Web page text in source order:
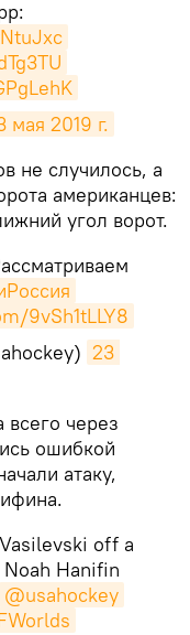
мая 2019 г.
не случилось, а
американцев:
угол ворот.
9vSh1tLLY8
23
всего через
ошибкой
атаку,
off a
Hanifin
@usahockey